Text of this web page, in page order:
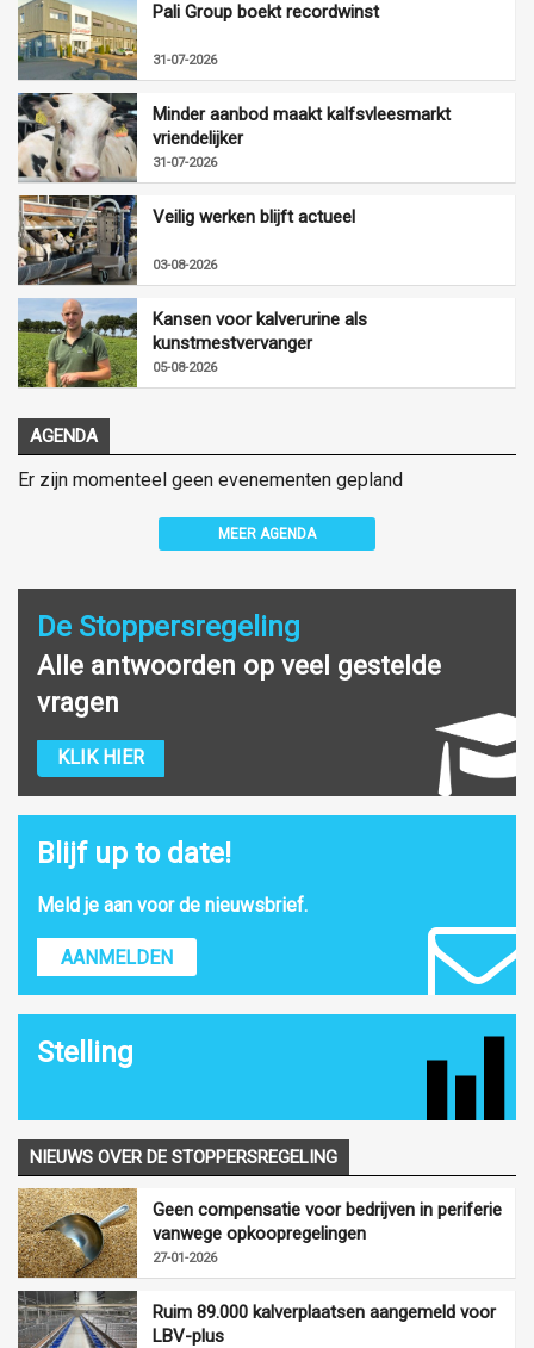
Pali Group boekt recordwinst
31-07-2026
Minder aanbod maakt kalfsvleesmarkt
vriendelijker
31-07-2026
Veilig werken blijft actueel
03-08-2026
Kansen voor kalverurine als
kunstmestvervanger
05-08-2026
AGENDA
Er zijn momenteel geen evenementen gepland
MEER AGENDA
De Stoppersregeling
Alle antwoorden op veel gestelde
vragen
KLIK HIER
Blijf up to date!
Meld je aan voor de nieuwsbrief.
AANMELDEN
Stelling
NIEUWS OVER DE STOPPERSREGELING
Geen compensatie voor bedrijven in periferie
vanwege opkoopregelingen
27-01-2026
Ruim 89.000 kalverplaatsen aangemeld voor
LBV-plus